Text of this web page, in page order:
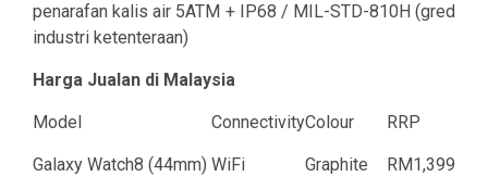
penarafan kalis air 5ATM + IP68 / MIL-STD-810H (gred
industri ketenteraan)
Harga Jualan di Malaysia
Model ConnectivityColour RRP
Galaxy Watch8 (44mm) WiFi Graphite RM1,399